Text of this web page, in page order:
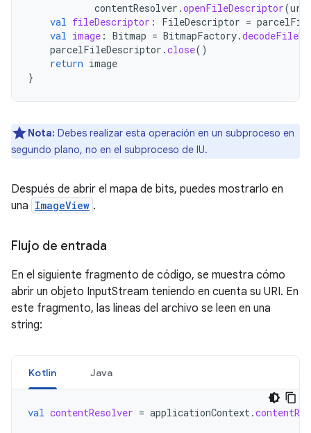
contentResolver .openFileDescriptor(uri
val fileDescriptor : FileDescriptor =
val image : Bitmap = BitmapFactory.
parcelFileDescriptor .close()
return image
}
Nota: Debes realizar esta operación en un subproceso en
segundo plano, no en el subproceso de IU.
Después de abrir el mapa de bits, puedes mostrarlo en
una ImageView .
Flujo de entrada
En el siguiente fragmento de código, se muestra cómo
abrir un objeto InputStream teniendo en cuenta su URI. En
este fragmento, las líneas del archivo se leen en una
string:
Kotlin Java
val contentResolver = applicationContext.